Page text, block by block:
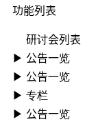
功能列表
研讨会列表
▶ ︎公告一览
▶ ︎公告一览
▶ 专栏
▶ ︎公告一览